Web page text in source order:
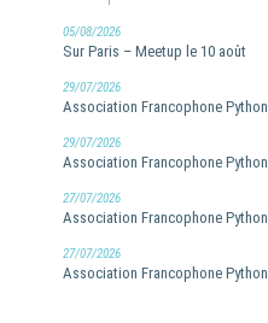
05/08/2026
Sur Paris – Meetup le 10 août
29/07/2026
Association Francophone Python
29/07/2026
Association Francophone Python
27/07/2026
Association Francophone Python
27/07/2026
Association Francophone Python